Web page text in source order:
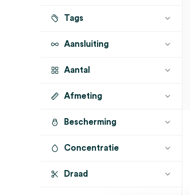
Wondverband
Tags
Aansluiting
Aantal
10 stuks (1)
Afmeting
10cm x 10cm (1)
Bescherming
Concentratie
Draad